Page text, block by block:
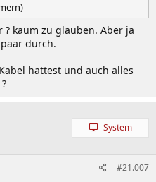
? kaum zu glauben. Aber ja
durch.
hattest und auch alles
System
#21.007